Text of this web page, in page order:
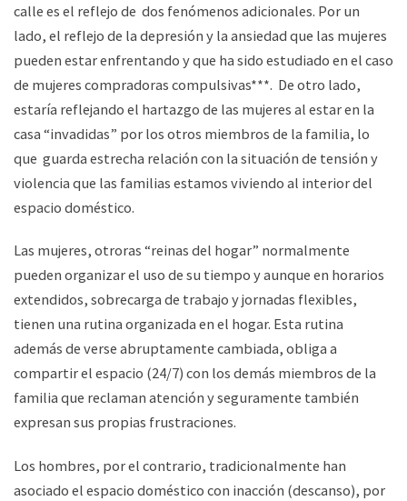
calle es el reflejo de dos fenómenos adicionales. Por un
lado, el reflejo de la depresión y la ansiedad que las mujeres
pueden estar enfrentando y que ha sido estudiado en el caso
de mujeres compradoras compulsivas***. De otro lado,
estaría reflejando el hartazgo de las mujeres al estar en la
casa “invadidas” por los otros miembros de la familia, lo
que guarda estrecha relación con la situación de tensión y
violencia que las familias estamos viviendo al interior del
espacio doméstico.
Las mujeres, otroras “reinas del hogar” normalmente
pueden organizar el uso de su tiempo y aunque en horarios
extendidos, sobrecarga de trabajo y jornadas flexibles,
tienen una rutina organizada en el hogar. Esta rutina
además de verse abruptamente cambiada, obliga a
compartir el espacio (24/7) con los demás miembros de la
familia que reclaman atención y seguramente también
expresan sus propias frustraciones.
Los hombres, por el contrario, tradicionalmente han
asociado el espacio doméstico con inacción (descanso), por